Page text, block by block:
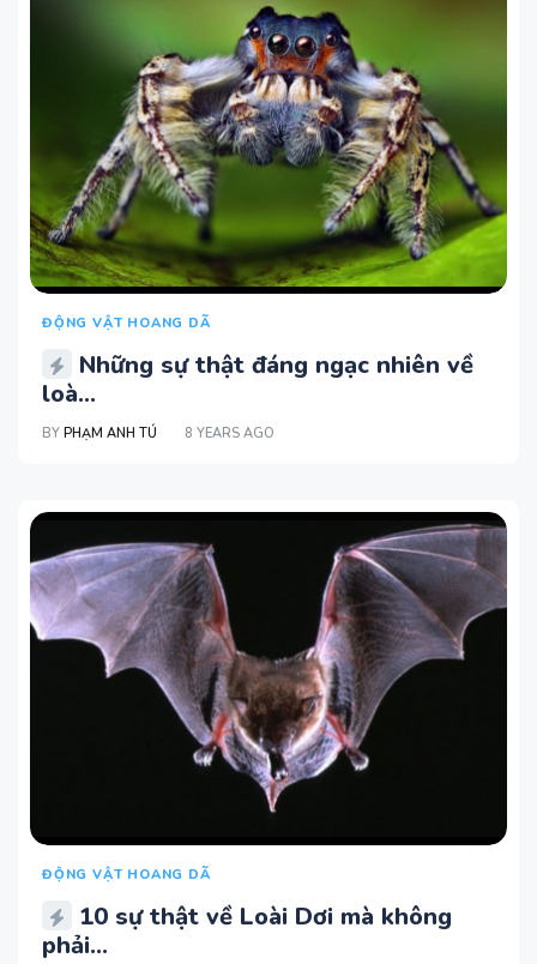
ĐỘNG VẬT HOANG DÃ
Những sự thật đáng ngạc nhiên về
loà...
BY PHẠM ANH TÚ 8 YEARS AGO
ĐỘNG VẬT HOANG DÃ
10 sự thật về Loài Dơi mà không
phải...